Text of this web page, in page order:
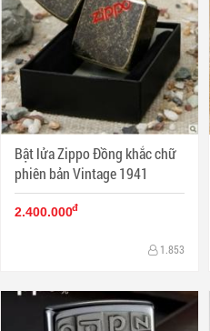
Bật lửa Zippo Đồng khắc chữ
phiên bản Vintage 1941
2.400.000đ
1.853